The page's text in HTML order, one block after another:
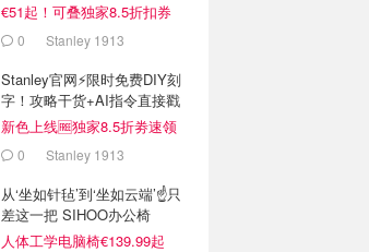
€51起！可叠独家8.5折扣券
0 Stanley 1913
Stanley官网⚡️限时免费DIY刻
字！攻略干货+AI指令直接戳
新色上线🆓独家8.5折劵速领
0 Stanley 1913
从‘坐如针毡’到‘坐如云端’☝️只
差这一把 SIHOO办公椅
人体工学电脑椅€139.99起